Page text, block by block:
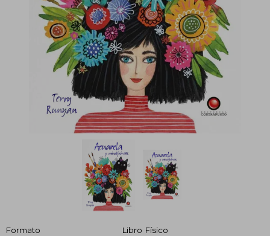
Formato
Libro Físico